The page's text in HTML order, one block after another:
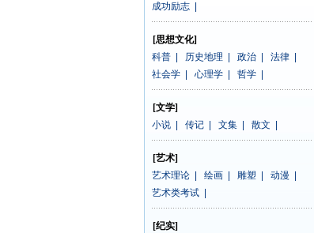
成功励志
[思想文化]
科普
历史地理 政治 法律
社会学
心理学 哲学
[文学]
小说
传记 文集 散文
[艺术]
艺术理论
绘画 雕塑 动漫
艺术类考试
[纪实]